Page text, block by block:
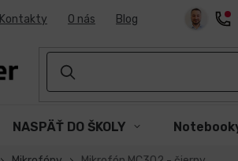
Kontakty O nás Blog
NASPÄŤ DO ŠKOLY